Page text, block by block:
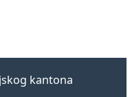
kantona